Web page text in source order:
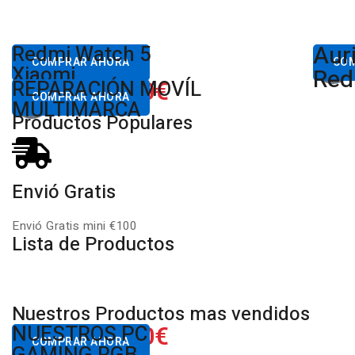
Desde80,00€
COMPRAR AHORA
Redmi Watch 5
Xiaomi
Desde650.00€
COMPRAR AHORA
REPARACIÓN MOVÍL
MULTIMARCA
Productos Populares
Envió Gratis
Envió Gratis mini €100
Lista de Productos
Nuestros Productos mas vendidos
Desde650.00€
COMPRAR AHORA
NUESTROS PC